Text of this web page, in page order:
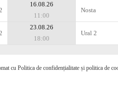
16.08.26
11:00
Nosta
23.08.26
18:00
Ural 2
cu Politica de confidențialitate și politica de